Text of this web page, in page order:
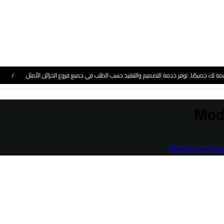
لك خصيصًا. نوفر خدمة التصميم والتنفيذ حسب الطلب في جميع فروع الخزائن الأمثل /
Modern